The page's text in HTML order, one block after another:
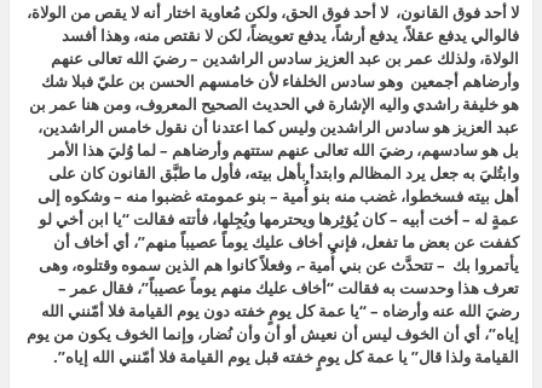
لا أحد فوق القانون، لا أحد فوق الحق، ولكن مُعاوية اختار أنه لا يقص من الولاة،
فالوالي يدفع عقلاً، يدفع أرشاً، يدفع تعويضاً، لكن لا نقتص منه، وهذا أفسد
الولاة، ولذلك عمر بن عبد العزيز سادس الراشدين – رضيَ الله تعالى عنهم
وأرضاهم أجمعين وهو سادس الخلفاء لأن خامسهم الحسن بن عليّ فبلا شك
هو خليفة راشدي واليه الإشارة في الحديث الصحيح المعروف، ومن هنا عمر بن
عبد العزيز هو سادس الراشدين وليس كما اعتدنا أن نقول خامس الراشدين،
بل هو سادسهم، رضيَ الله تعالى عنهم ستتهم وأرضاهم – لما وُليَ هذا الأمر
وابتُليَ به جعل يرد المظالم وابتدأ بأهل بيته، فأول ما طبَّق القانون كان على
أهل بيته فسخطوا، غضب منه بنو أُمية – بنو عمومته غضبوا منه – وشكوه إلى
عمةٍ له – أخت أبيه – كان يُؤثِرها ويحترمها ويُجِلها، فأتته فقالت “يا ابن أخي لو
كففت عن بعض ما تفعل، فإني أخاف عليك يوماً عصيباً منهم”، أي أخاف أن
يأتمروا بك – تتحدَّث عن بني أُمية -، وفعلاً كانوا هم الذين سموه وقتلوه، وهى
تعرف هذا وحدست به فقالت “أخاف عليك منهم يوماً عصيباً”، فقال عمر –
رضيَ الله عنه وأرضاه – “يا عمة كل يومٍ خفته دون يوم القيامة فلا أمّنني الله
إياه”، أي أن الخوف ليس أن نعيش أو أن وأن نُضار، وإنما الخوف يكون من يوم
القيامة ولذا قال” يا عمة كل يومٍ خفته قبل يوم القيامة فلا أمّنني الله إياه”.